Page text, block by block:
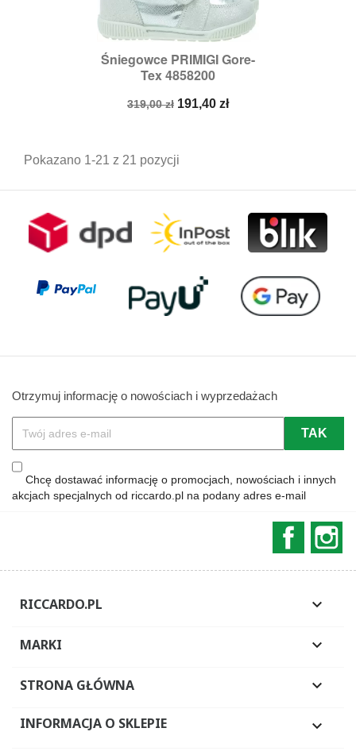
Śniegowce PRIMIGI Gore-
Tex 4858200
Cena
319,00 zł Cena
191,40 zł
Pokazano 1-21 z 21 pozycji
Otrzymuj informację o nowościach i wyprzedażach
Chcę dostawać informację o promocjach, nowościach i innych
akcjach specjalnych od riccardo.pl na podany adres e-mail
RICCARDO.PL 
MARKI 
STRONA GŁÓWNA 
INFORMACJA O SKLEPIE 